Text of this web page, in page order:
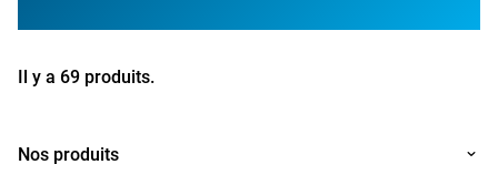
Il y a 69 produits.
Nos produits